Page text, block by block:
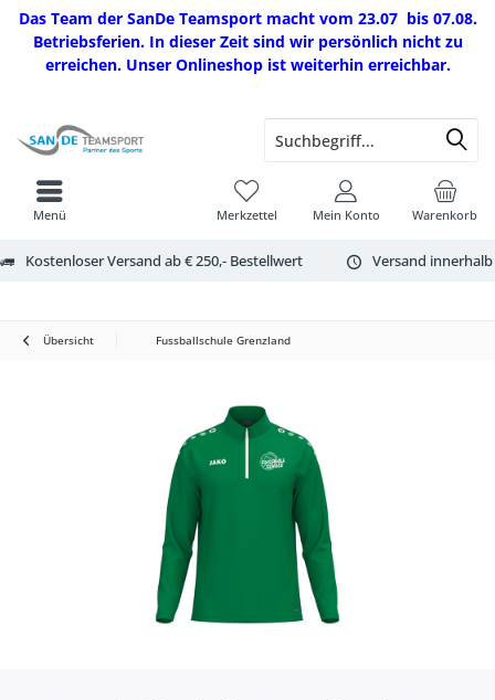
Das Team der SanDe Teamsport macht vom 23.07 bis 07.08.
Betriebsferien. In dieser Zeit sind wir persönlich nicht zu
erreichen. Unser Onlineshop ist weiterhin erreichbar.
Kostenloser Versand ab € 250,- Bestellwert Versand
Warenkorb
Merkzettel Mein Konto
Menü
Übersicht Fussballschule Grenzland